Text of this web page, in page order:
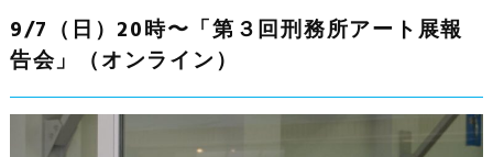
プ
o
n
9/7（日）20時〜「第３回刑務所アート展報
告会」（オンライン）